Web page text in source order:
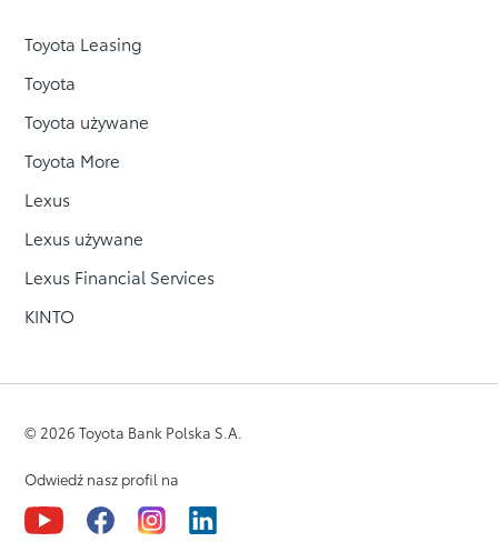
Toyota Leasing
Toyota
Toyota używane
Toyota More
Lexus
Lexus używane
Lexus Financial Services
KINTO
© 2026 Toyota Bank Polska S.A.
Odwiedź nasz profil na